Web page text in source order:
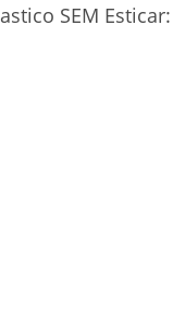
SEM Esticar: